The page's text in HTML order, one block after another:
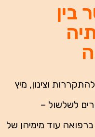
בין
וצינון, מיץ
לשלשול –
ברפואה עוד מימיהן של